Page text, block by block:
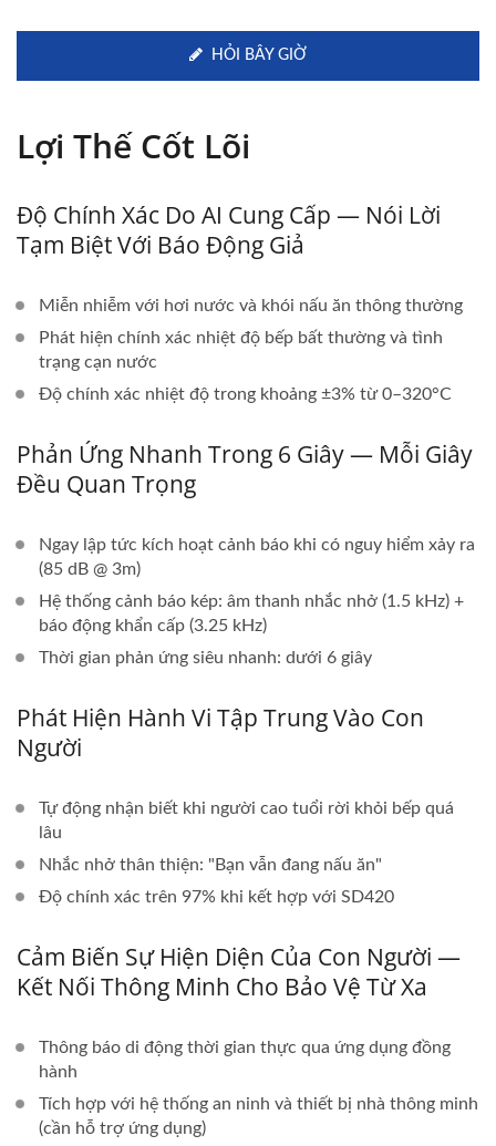
HỎI BÂY GIỜ
Lợi Thế Cốt Lõi
Độ Chính Xác Do AI Cung Cấp — Nói Lời
Tạm Biệt Với Báo Động Giả
Miễn nhiễm với hơi nước và khói nấu ăn thông thường
Phát hiện chính xác nhiệt độ bếp bất thường và tình
trạng cạn nước
Độ chính xác nhiệt độ trong khoảng ±3% từ 0–320°C
Phản Ứng Nhanh Trong 6 Giây — Mỗi Giây
Đều Quan Trọng
Ngay lập tức kích hoạt cảnh báo khi có nguy hiểm xảy ra
(85 dB @ 3m)
Hệ thống cảnh báo kép: âm thanh nhắc nhở (1.5 kHz) +
báo động khẩn cấp (3.25 kHz)
Thời gian phản ứng siêu nhanh: dưới 6 giây
Phát Hiện Hành Vi Tập Trung Vào Con
Người
Tự động nhận biết khi người cao tuổi rời khỏi bếp quá
lâu
Nhắc nhở thân thiện: "Bạn vẫn đang nấu ăn"
Độ chính xác trên 97% khi kết hợp với SD420
Cảm Biến Sự Hiện Diện Của Con Người —
Kết Nối Thông Minh Cho Bảo Vệ Từ Xa
Thông báo di động thời gian thực qua ứng dụng đồng
hành
Tích hợp với hệ thống an ninh và thiết bị nhà thông minh
(cần hỗ trợ ứng dụng)